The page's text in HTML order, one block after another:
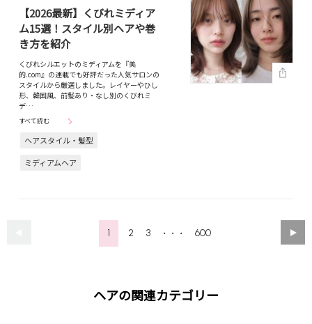
【2026最新】くびれミディア
ム15選！スタイル別ヘアや巻
き方を紹介
くびれシルエットのミディアムを『美
的.com』の連載でも好評だった人気サロンの
スタイルから厳選しました。レイヤーやひし
形、韓国風、前髪あり・なし別のくびれミ
デ…
すべて読む
ヘアスタイル・髪型
ミディアムヘア
1 2 3 ・・・ 600
ヘアの関連カテゴリー